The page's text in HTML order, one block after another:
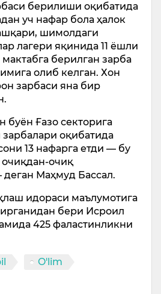
берилиши оқибатида
уч нафар бола ҳалок
шимолдаги
лагери яқинида 11 ёшли
мактабга берилган зарба
олиб келган. Хон
зарбаси яна бир
буён Ғазо секторига
оқибатида
13 нафарга етди — бу
очиқ
Маҳмуд Бассал.
идораси маълумотига
бери Исроил
425 фаластинликни
O'lim